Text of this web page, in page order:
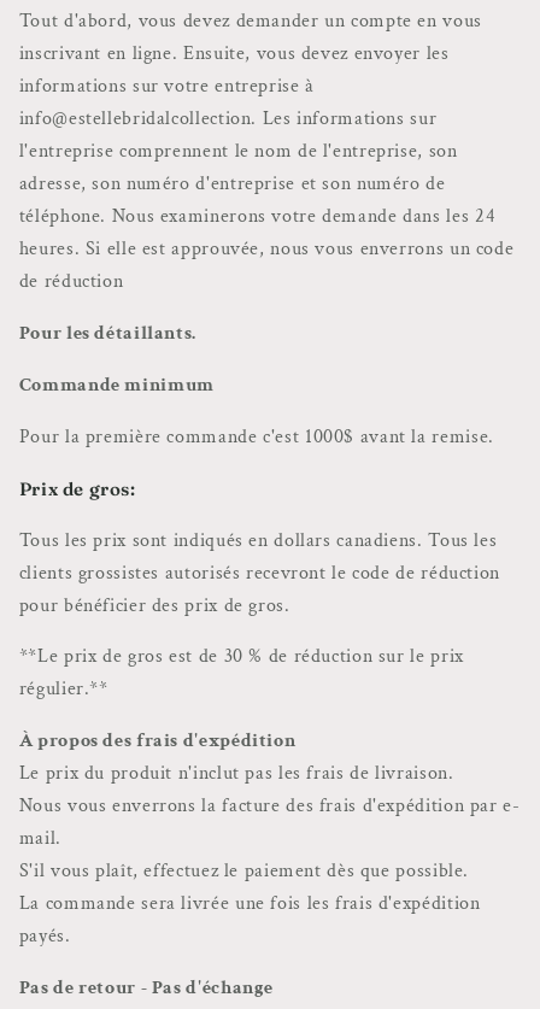
Tout d'abord, vous devez demander un compte en vous
inscrivant en ligne. Ensuite, vous devez envoyer les
informations sur votre entreprise à
info@estellebridalcollection. Les informations sur
l'entreprise comprennent le nom de l'entreprise, son
adresse, son numéro d'entreprise et son numéro de
téléphone. Nous examinerons votre demande dans les 24
heures. Si elle est approuvée, nous vous enverrons un code
de réduction
Pour les détaillants.
Commande minimum
Pour la première commande c'est 1000$ avant la remise.
Prix ​​de gros:
Tous les prix sont indiqués en dollars canadiens. Tous les
clients grossistes autorisés recevront le code de réduction
pour bénéficier des prix de gros.
**Le prix de gros est de 30 % de réduction sur le prix
régulier.**
À propos des frais d'expédition
Le prix du produit n'inclut pas les frais de livraison.
Nous vous enverrons la facture des frais d'expédition par e-
mail.
S'il vous plaît, effectuez le paiement dès que possible.
La commande sera livrée une fois les frais d'expédition
payés.
Pas de retour - Pas d'échange